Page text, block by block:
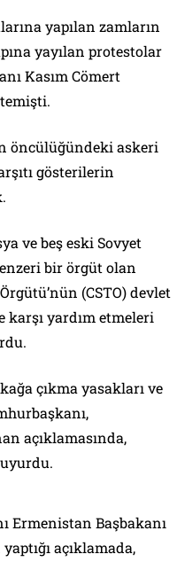
yapılan zamların
yayılan protestolar
Kasım Cömert
öncülüğündeki askeri
gösterilerin
ve beş eski Sovyet
bir örgüt olan
(CSTO) devlet
karşı yardım etmeleri
çıkma yasakları ve
açıklamasında,
Ermenistan Başbakanı
açıklamada,